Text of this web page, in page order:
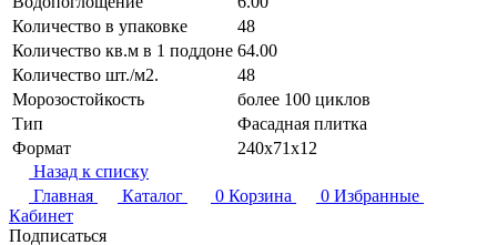
Количество в упаковке
48
Количество кв.м в 1 поддоне 64.00
Количество шт./м2.
48
Морозостойкость
более 100 циклов
Тип
Фасадная плитка
Формат
240х71х12
Назад к списку
Главная
Каталог 0 Корзина 0 Избранные
Кабинет
Подписаться